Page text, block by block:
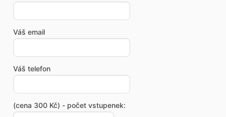
Váš email
Váš telefon
(cena 300 Kč) - počet vstupenek: